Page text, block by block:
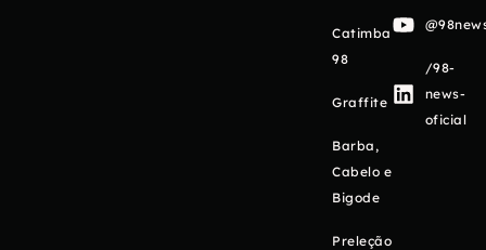
Catimba
98
Graffite
Barba,
Cabelo e
Bigode
Preleção
/98-
news-
oficial